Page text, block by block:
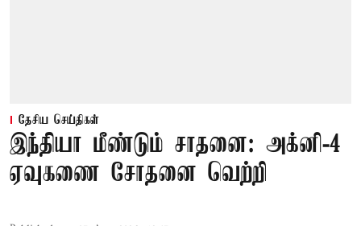
தேசிய செய்திகள்
இந்தியா மீண்டும் சாதனை: அக்னி-4
ஏவுகணை சோதனை வெற்றி